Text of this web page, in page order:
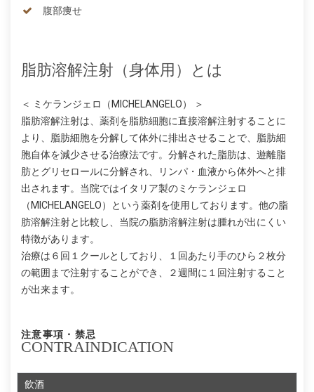
腹部痩せ
脂肪溶解注射（身体用）とは
＜ ミケランジェロ（MICHELANGELO） ＞
脂肪溶解注射は、薬剤を脂肪細胞に直接溶解注射することに
より、脂肪細胞を分解して体外に排出させることで、脂肪細
胞自体を減少させる治療法です。分解された脂肪は、遊離脂
肪とグリセロールに分解され、リンパ・血液から体外へと排
出されます。当院ではイタリア製のミケランジェロ
（MICHELANGELO）という薬剤を使用しております。他の脂
肪溶解注射と比較し、当院の脂肪溶解注射は腫れが出にくい
特徴があります。
治療は６回１クールとしており、１回あたり手のひら２枚分
の範囲まで注射することができ、２週間に１回注射すること
が出来ます。
注意事項・禁忌
CONTRAINDICATION
飲酒